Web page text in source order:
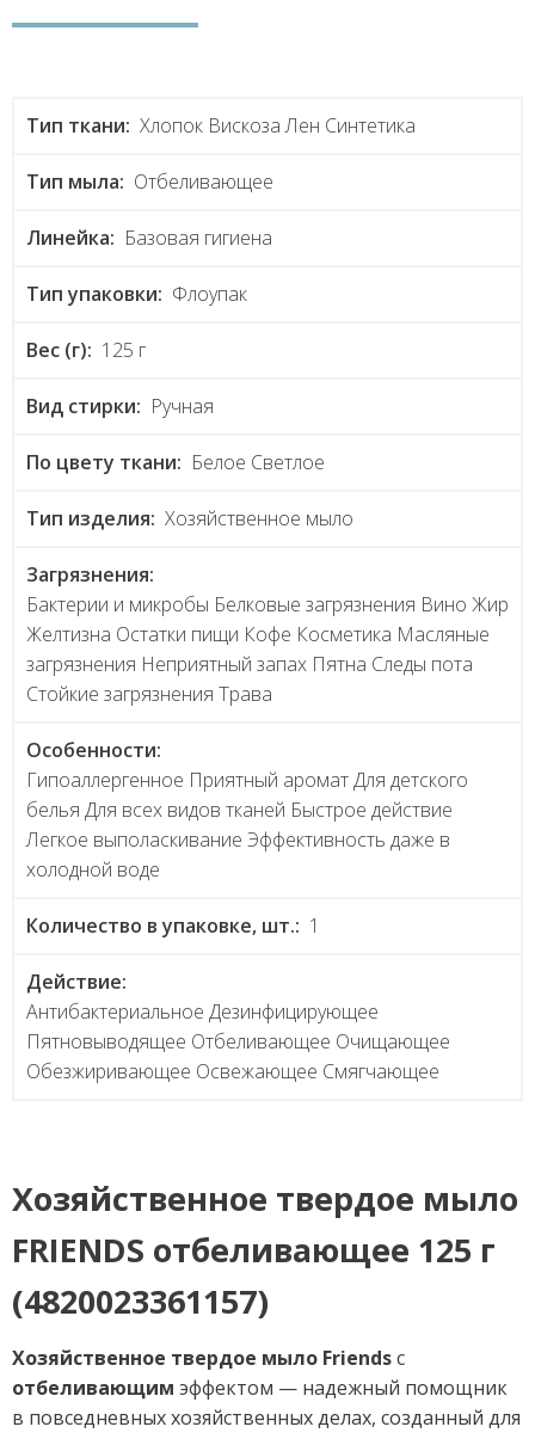
Тип ткани: Хлопок Вискоза Лен Синтетика
Тип мыла: Отбеливающее
Линейка: Базовая гигиена
Тип упаковки: Флоупак
Вес (г): 125 г
Вид стирки: Ручная
По цвету ткани: Белое Светлое
Тип изделия: Хозяйственное мыло
Загрязнения:
Бактерии и микробы Белковые загрязнения Вино Жир
Желтизна Остатки пищи Кофе Косметика Масляные
загрязнения Неприятный запах Пятна Следы пота
Стойкие загрязнения Трава
Особенности:
Гипоаллергенное Приятный аромат Для детского
белья Для всех видов тканей Быстрое действие
Легкое выполаскивание Эффективность даже в
холодной воде
Количество в упаковке, шт.: 1
Действие:
Антибактериальное Дезинфицирующее
Пятновыводящее Отбеливающее Очищающее
Обезжиривающее Освежающее Смягчающее
Хозяйственное твердое мыло
FRIENDS отбеливающее 125 г
(4820023361157)
Хозяйственное твердое мыло Friendsс
отбеливающим эффектом — надежный помощник
в повседневных хозяйственных делах, созданный для